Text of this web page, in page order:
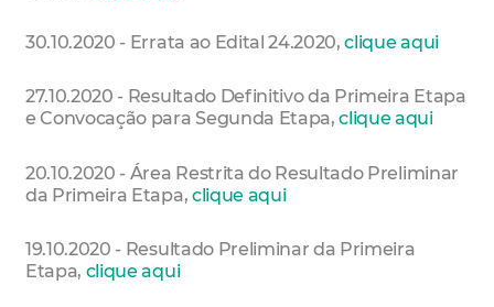
30.10.2020 - Errata ao Edital 24.2020,clique aqui
27.10.2020 - Resultado Definitivo da Primeira Etapa
e Convocação para Segunda Etapa,clique aqui
20.10.2020 - Área Restrita do Resultado Preliminar
da Primeira Etapa, clique aqui
19.10.2020 - Resultado Preliminar da Primeira
Etapa, clique aqui